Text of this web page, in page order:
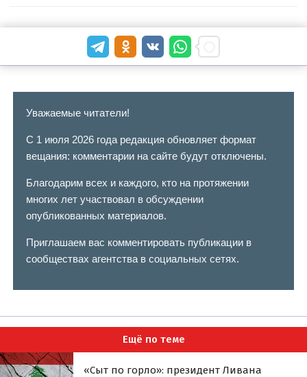
Уважаемые читатели!
С 1 июля 2026 года редакция обновляет формат
вещания: комментарии на сайте будут отключены.
Благодарим всех и каждого, кто на протяжении
многих лет участвовал в обсуждении
опубликованных материалов.
Приглашаем вас комментировать публикации в
сообществах агентства в социальных сетях.
Ещё по теме
«Сыт по горло»: президент Ливана